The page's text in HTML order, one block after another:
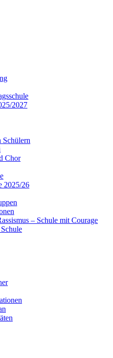
2027
Schülern
Chor
2025/26
– Schule mit Courage